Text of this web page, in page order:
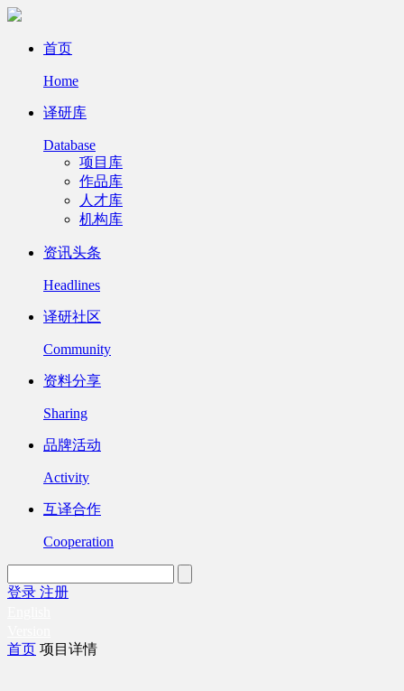
首页
Home
译研库
Database
项目库
作品库
人才库
机构库
资讯头条
Headlines
译研社区
Community
资料分享
Sharing
品牌活动
Activity
互译合作
Cooperation
登录 注册
首页 项目详情